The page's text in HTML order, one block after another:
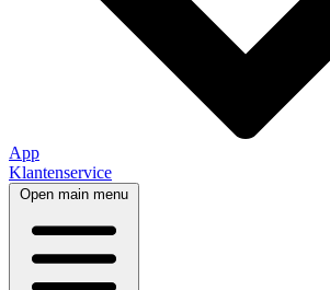
App
Klantenservice
Open main menu